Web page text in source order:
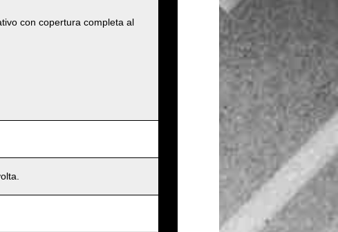
con copertura completa al